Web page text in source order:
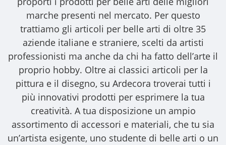
marche presenti nel mercato. Per questo
trattiamo gli articoli per belle arti di oltre 35
aziende italiane e straniere, scelti da artisti
professionisti ma anche da chi ha fatto dell’arte il
proprio hobby. Oltre ai classici articoli per la
pittura e il disegno, su Ardecora troverai tutti i
più innovativi prodotti per esprimere la tua
creatività. A tua disposizione un ampio
assortimento di accessori e materiali, che tu sia
un’artista esigente, uno studente di belle arti o un